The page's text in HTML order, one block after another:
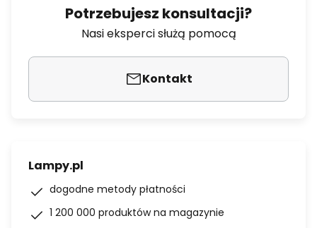
Potrzebujesz konsultacji?
Nasi eksperci służą pomocą
Kontakt
Lampy.pl
dogodne metody płatności
1 200 000 produktów na magazynie